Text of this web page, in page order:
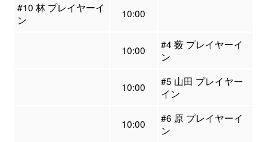
#10 林 プレイヤーイ
ン
10:00
10:00
#4 薮 プレイヤーイ
ン
10:00
#5 山田 プレイヤー
イン
10:00
#6 原 プレイヤーイ
ン